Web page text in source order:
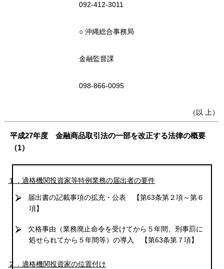
092-412-3011
○ 沖縄総合事務局
金融監督課
098-866-0095
（以 上）
平成27年度 金融商品取引法の一部を改正する法律の概要
（1）
１．適格機関投資家等特例業務の届出者の要件
届出書の記載事項の拡充・公表
【第63条第２項～第６
項】
欠格事由（業務廃止命令を受けてから５年間、刑事罰に
処せられてから５年間等）の導入
【第63条第７項】
２．適格機関投資家の位置付け